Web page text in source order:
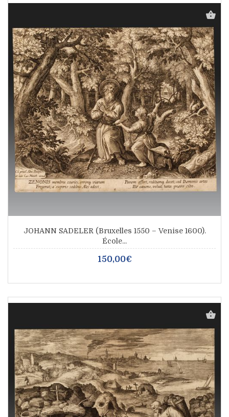
JOHANN SADELER (Bruxelles 1550 – Venise 1600).
École...
150,00€